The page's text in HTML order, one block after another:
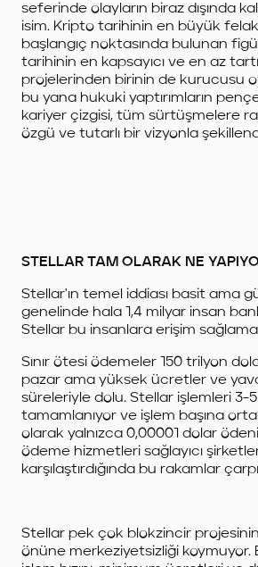
seferinde olayların biraz dışında
isim. Kripto tarihinin en büyük
başlangıç noktasında bulunan
tarihinin en kapsayıcı ve en az
projelerinden birinin de kurucusu
bu yana hukuki yaptırımların
kariyer çizgisi, tüm sürtüşmelere
özgü ve tutarlı bir vizyonla
STELLAR TAM OLARAK NE
Stellar'ın temel iddiası basit ama
genelinde hala 1,4 milyar insan
Stellar bu insanlara erişim
Sınır ötesi ödemeler 150 trilyon
pazar ama yüksek ücretler ve
süreleriyle dolu. Stellar işlemleri 3-
tamamlanıyor ve işlem başına
olarak yalnızca 0,00001 dolar
ödeme hizmetleri sağlayıcı
karşılaştırdığında bu rakamlar
Stellar pek çok blokzincir
önüne merkeziyetsizliği koymuyor.